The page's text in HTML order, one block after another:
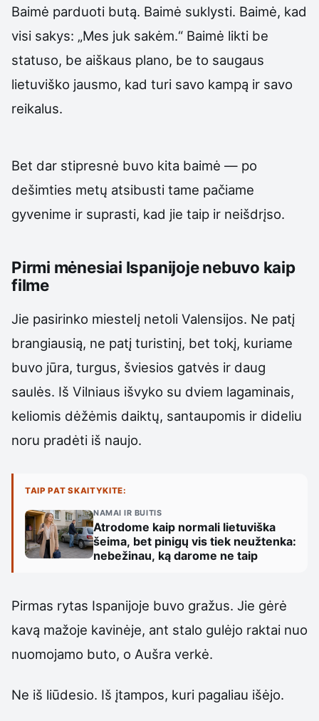
Baimė parduoti butą. Baimė suklysti. Baimė, kad
visi sakys: „Mes juk sakėm.“ Baimė likti be
statuso, be aiškaus plano, be to saugaus
lietuviško jausmo, kad turi savo kampą ir savo
reikalus.
Bet dar stipresnė buvo kita baimė — po
dešimties metų atsibusti tame pačiame
gyvenime ir suprasti, kad jie taip ir neišdrįso.
Pirmi mėnesiai Ispanijoje nebuvo kaip
filme
Jie pasirinko miestelį netoli Valensijos. Ne patį
brangiausią, ne patį turistinį, bet tokį, kuriame
buvo jūra, turgus, šviesios gatvės ir daug
saulės. Iš Vilniaus išvyko su dviem lagaminais,
keliomis dėžėmis daiktų, santaupomis ir dideliu
noru pradėti iš naujo.
TAIP PAT SKAITYKITE:
NAMAI IR BUITIS
Atrodome kaip normali lietuviška
šeima, bet pinigų vis tiek neužtenka:
nebežinau, ką darome ne taip
Pirmas rytas Ispanijoje buvo gražus. Jie gėrė
kavą mažoje kavinėje, ant stalo gulėjo raktai nuo
nuomojamo buto, o Aušra verkė.
Ne iš liūdesio. Iš įtampos, kuri pagaliau išėjo.